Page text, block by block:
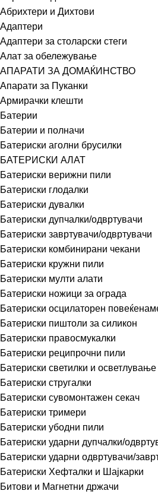
Абрихтери и Дихтови
Адаптери
Адаптери за столарски стеги
Алат за обележување
АПАРАТИ ЗА ДОМАЌИНСТВО
Апарати за Пуканки
Армирачки клешти
Батерии
Батерии и полначи
Батериски аголни брусилки
БАТЕРИСКИ АЛАТ
Батериски верижни пили
Батериски глодалки
Батериски дувалки
Батериски дупчалки/одвртувачи
Батериски завртувачи/одвртувачи
Батериски комбинирани чекани
Батериски кружни пили
Батериски мулти алати
Батериски ножици за ограда
Батериски осцилаторен
Батериски пиштоли за силикон
Батериски правосмукалки
Батериски реципрочни пили
Батериски светилки и осветлување
Батериски стругалки
Батериски сувомонтажен секач
Батериски тримери
Батериски убодни пили
Батериски ударни дупчалки/
Батериски ударни одвртувачи/
Батериски Хефталки и Шајкарки
Битови и Магнетни држачи